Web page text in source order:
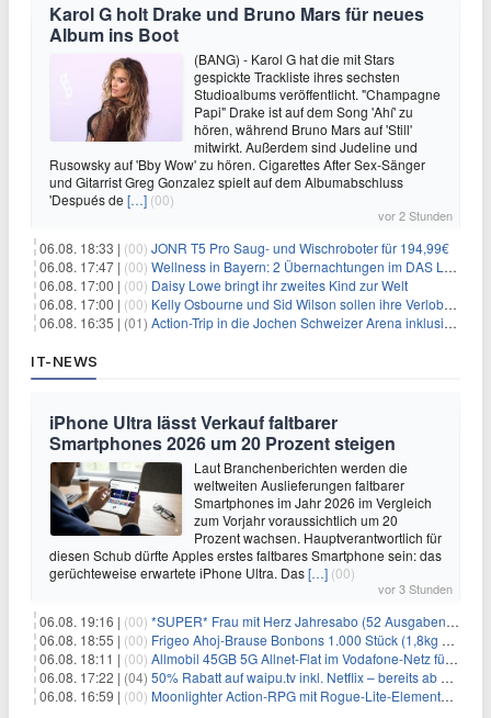
Karol G holt Drake und Bruno Mars für neues
Album ins Boot
(BANG) - Karol G hat die mit Stars
gespickte Trackliste ihres sechsten
Studioalbums veröffentlicht. "Champagne
Papi" Drake ist auf dem Song 'Ahí' zu
hören, während Bruno Mars auf 'Still'
mitwirkt. Außerdem sind Judeline und
Rusowsky auf 'Bby Wow' zu hören. Cigarettes After Sex-Sänger
und Gitarrist Greg Gonzalez spielt auf dem Albumabschluss
'Después de […] (00)
vor 2 Stunden
06.08. 18:33 | (00) JONR T5 Pro Saug- und Wischroboter für 194,99€
06.08. 17:47 | (00) Wellness in Bayern: 2 Übernachtungen im DAS LUDWIG Sports Resort inkl. HP + Wellness ab 174€ p.P.
06.08. 17:00 | (00) Daisy Lowe bringt ihr zweites Kind zur Welt
06.08. 17:00 | (00) Kelly Osbourne und Sid Wilson sollen ihre Verlobung gelöst haben
06.08. 16:35 | (01) Action-Trip in die Jochen Schweizer Arena inklusive Premium Hotel und Frühstück ab 59€ p.P.
IT-NEWS
iPhone Ultra lässt Verkauf faltbarer
Smartphones 2026 um 20 Prozent steigen
Laut Branchenberichten werden die
weltweiten Auslieferungen faltbarer
Smartphones im Jahr 2026 im Vergleich
zum Vorjahr voraussichtlich um 20
Prozent wachsen. Hauptverantwortlich für
diesen Schub dürfte Apples erstes faltbares Smartphone sein: das
gerüchteweise erwartete iPhone Ultra. Das[…] (00)
vor 3 Stunden
06.08. 19:16 | (00) *SUPER* Frau mit Herz Jahresabo (52 Ausgaben) für 161,40€ + bis zu 150€ Prämie
06.08. 18:55 | (00) Frigeo Ahoj-Brause Bonbons 1.000 Stück (1,8kg Eimer) für 6,29€
06.08. 18:11 | (00) Allmobil 45GB 5G Allnet-Flat im Vodafone-Netz für eff. 5,91€/Monat dank 50€ Wechselbonus + 0€ AG
06.08. 17:22 | (04) 50% Rabatt auf waipu.tv inkl. Netflix – bereits ab 9€/Monat (statt 17,99€)
06.08. 16:59 | (00) Moonlighter Action-RPG mit Rogue-Lite-Elementen kostenlos bei Steam